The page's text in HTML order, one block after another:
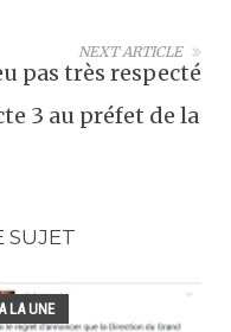
NEXT ARTICLE
pas très respecté
3 au préfet de la
SUJET
LA UNE